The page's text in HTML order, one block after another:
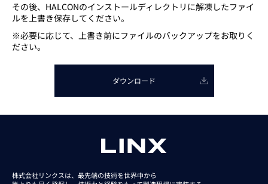
その後、HALCONのインストールディレクトリに解凍したファイ
ルを上書き保存してください。
※必要に応じて、上書き前にファイルのバックアップをお取りく
ださい。
ダウンロード
株式会社リンクスは、最先端の技術を世界中から